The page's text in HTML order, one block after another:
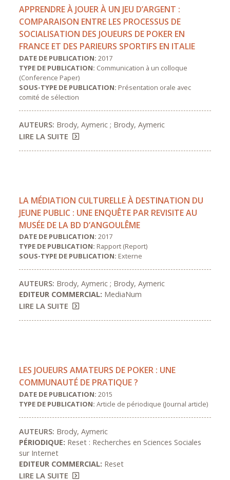
APPRENDRE À JOUER À UN JEU D’ARGENT :
COMPARAISON ENTRE LES PROCESSUS DE
SOCIALISATION DES JOUEURS DE POKER EN
FRANCE ET DES PARIEURS SPORTIFS EN ITALIE
DATE DE PUBLICATION:2017
TYPE DE PUBLICATION: Communication à un colloque
(Conference Paper)
SOUS-TYPE DE PUBLICATION: Présentation orale avec
comité de sélection
AUTEURS: Brody, Aymeric ; Brody, Aymeric
LIRE LA SUITE
LA MÉDIATION CULTURELLE À DESTINATION DU
JEUNE PUBLIC : UNE ENQUÊTE PAR REVISITE AU
MUSÉE DE LA BD D’ANGOULÊME
DATE DE PUBLICATION:2017
TYPE DE PUBLICATION: Rapport (Report)
SOUS-TYPE DE PUBLICATION: Externe
AUTEURS: Brody, Aymeric ; Brody, Aymeric
EDITEUR COMMERCIAL: MediaNum
LIRE LA SUITE
LES JOUEURS AMATEURS DE POKER : UNE
COMMUNAUTÉ DE PRATIQUE ?
DATE DE PUBLICATION:2015
TYPE DE PUBLICATION:Article de périodique (Journal article)
AUTEURS: Brody, Aymeric
PÉRIODIQUE: Reset : Recherches en Sciences Sociales
sur Internet
EDITEUR COMMERCIAL: Reset
LIRE LA SUITE